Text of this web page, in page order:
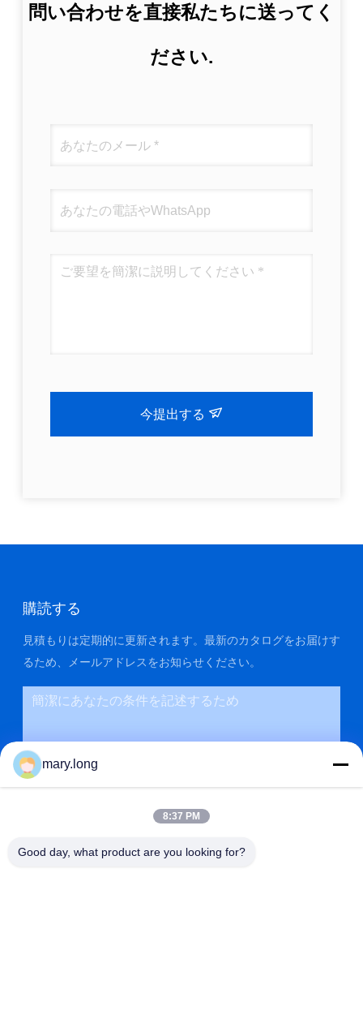
問い合わせを直接私たちに送ってく
ださい.
今提出する
購読する
見積もりは定期的に更新されます。最新のカタログをお届けす
るため、メールアドレスをお知らせください。
送信
mary.long
8:37 PM
Good day, what product are you looking for?